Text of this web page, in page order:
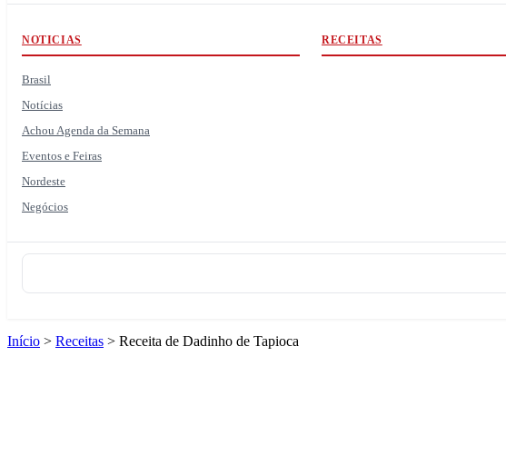
NOTICIAS
Brasil
Notícias
Achou Agenda da Semana
Eventos e Feiras
Nordeste
Negócios
RECEITAS
Início > Receitas > Receita de Dadinho de Tapioca